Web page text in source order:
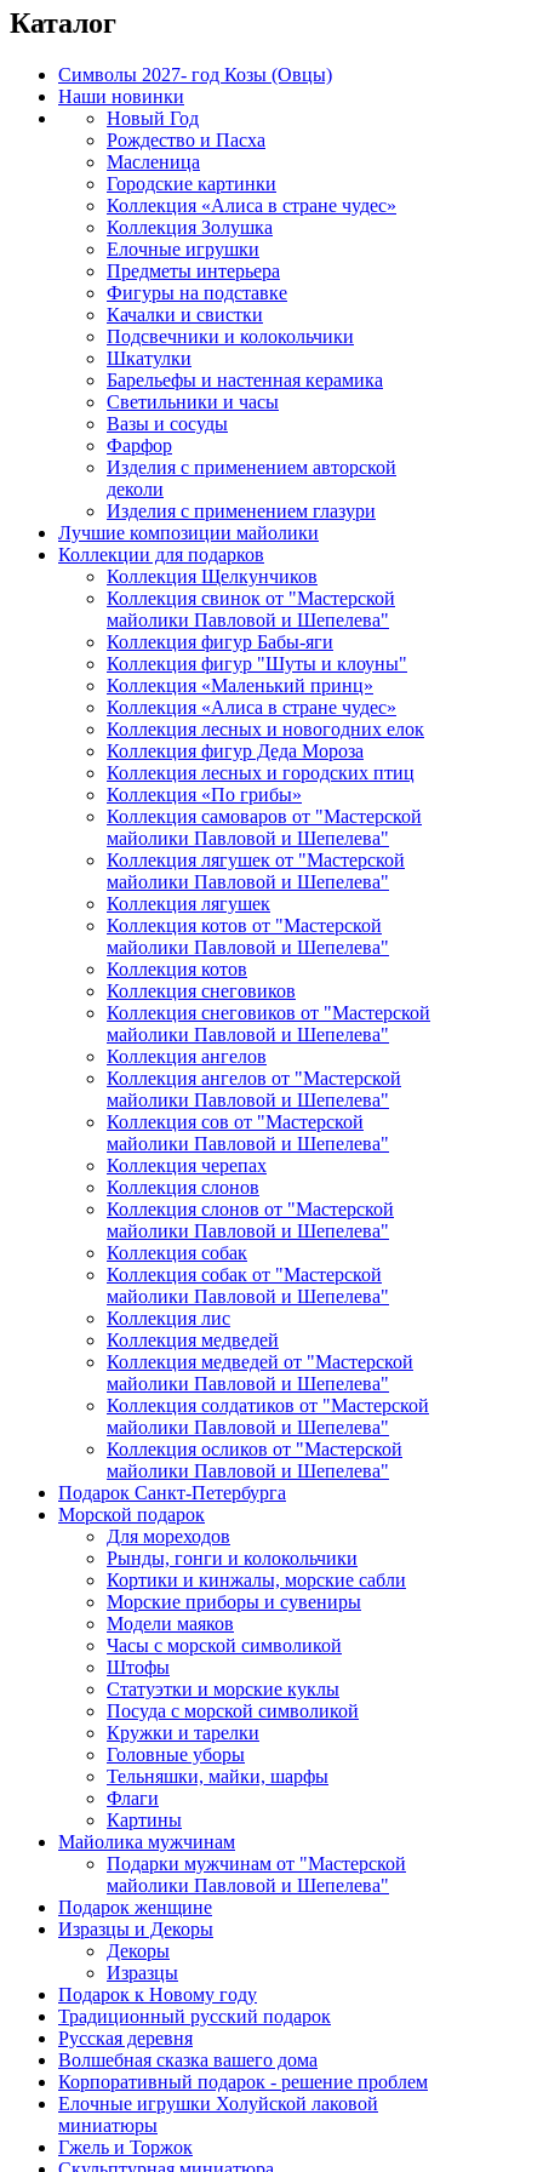
Каталог
Символы 2027- год Козы (Овцы)
Наши новинки
Новый Год
Рождество и Пасха
Масленица
Городские картинки
Коллекция «Алиса в стране чудес»
Коллекция Золушка
Елочные игрушки
Предметы интерьера
Фигуры на подставке
Качалки и свистки
Подсвечники и колокольчики
Шкатулки
Барельефы и настенная керамика
Светильники и часы
Вазы и сосуды
Фарфор
Изделия с применением авторской
деколи
Изделия с применением глазури
Лучшие композиции майолики
Коллекции для подарков
Коллекция Щелкунчиков
Коллекция свинок от "Мастерской
майолики Павловой и Шепелева"
Коллекция фигур Бабы-яги
Коллекция фигур "Шуты и клоуны"
Коллекция «Маленький принц»
Коллекция «Алиса в стране чудес»
Коллекция лесных и новогодних елок
Коллекция фигур Деда Мороза
Коллекция лесных и городских птиц
Коллекция «По грибы»
Коллекция самоваров от "Мастерской
майолики Павловой и Шепелева"
Коллекция лягушек от "Мастерской
майолики Павловой и Шепелева"
Коллекция лягушек
Коллекция котов от "Мастерской
майолики Павловой и Шепелева"
Коллекция котов
Коллекция снеговиков
Коллекция снеговиков от "Мастерской
майолики Павловой и Шепелева"
Коллекция ангелов
Коллекция ангелов от "Мастерской
майолики Павловой и Шепелева"
Коллекция сов от "Мастерской
майолики Павловой и Шепелева"
Коллекция черепах
Коллекция слонов
Коллекция слонов от "Мастерской
майолики Павловой и Шепелева"
Коллекция собак
Коллекция собак от "Мастерской
майолики Павловой и Шепелева"
Коллекция лис
Коллекция медведей
Коллекция медведей от "Мастерской
майолики Павловой и Шепелева"
Коллекция солдатиков от "Мастерской
майолики Павловой и Шепелева"
Коллекция осликов от "Мастерской
майолики Павловой и Шепелева"
Подарок Санкт-Петербурга
Морской подарок
Для мореходов
Рынды, гонги и колокольчики
Кортики и кинжалы, морские сабли
Морские приборы и сувениры
Модели маяков
Часы с морской символикой
Штофы
Статуэтки и морские куклы
Посуда с морской символикой
Кружки и тарелки
Головные уборы
Тельняшки, майки, шарфы
Флаги
Картины
Майолика мужчинам
Подарки мужчинам от "Мастерской
майолики Павловой и Шепелева"
Подарок женщине
Изразцы и Декоры
Декоры
Изразцы
Подарок к Новому году
Традиционный русский подарок
Русская деревня
Волшебная сказка вашего дома
Корпоративный подарок - решение проблем
Елочные игрушки Холуйской лаковой
миниатюры
Гжель и Торжок